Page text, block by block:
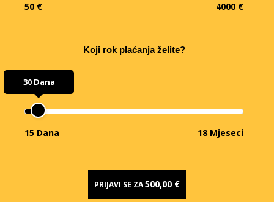
50 € 4000 €
Koji rok plaćanja želite?
30 Dana
15 Dana 18 Mjeseci
PRIJAVI SE ZA500,00 €